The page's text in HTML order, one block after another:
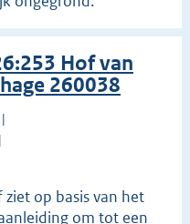
Hof van
260038
op basis van het
om tot een